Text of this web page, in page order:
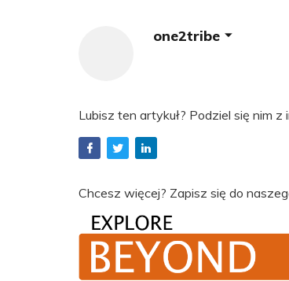
one2tribe
Lubisz ten artykuł? Podziel się nim z
Chcesz więcej? Zapisz się do